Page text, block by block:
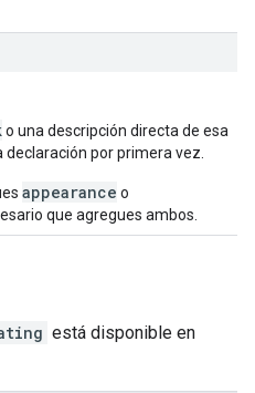
o una descripción directa de esa
por primera vez.
appearance o
que agregues ambos.
está disponible en